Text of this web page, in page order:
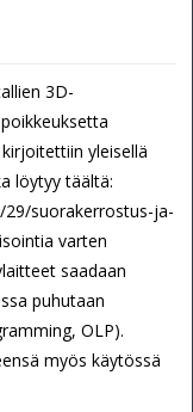
3D-
yleisellä
löytyy täältä:
suorakerrostus-ja-
varten
saadaan
puhutaan
OLP).
myös käytössä